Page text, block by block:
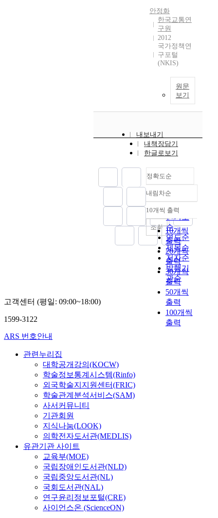
안정화
한국교통연
구원
2012
국가정책연
구포털
(NKIS)
원문
보기
내보내기
내책장담기
한글로보기
정확도순
정확도
순
인기도
순
연도순
제목순
저자순
발행기
관순
내림차순
내림차순
10개씩 출력
10개씩
출력
20개씩
출력
30개씩
출력
50개씩
출력
100개씩
출력
조회
고객센터 (평일: 09:00~18:00)
1599-3122
ARS 번호안내
관련누리집
대학공개강의(KOCW)
학술정보통계시스템(Rinfo)
외국학술지지원센터(FRIC)
학술관계분석서비스(SAM)
사서커뮤니티
기관회원
지식나눔(LOOK)
의학전자도서관(MEDLIS)
유관기관 사이트
교육부(MOE)
국립장애인도서관(NLD)
국립중앙도서관(NL)
국회도서관(NAL)
연구윤리정보포털(CRE)
사이언스온 (ScienceON)